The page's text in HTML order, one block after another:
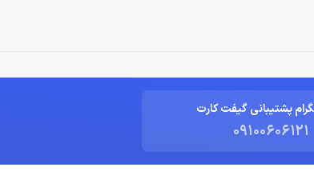
پشتیبانی گیفت کارت
09100606121